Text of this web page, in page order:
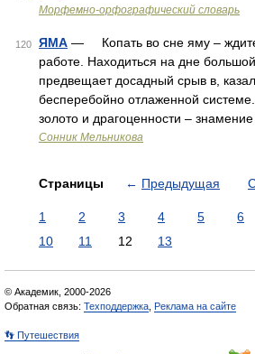
Морфемно-орфографический словарь
120 ЯМА — Копать во сне яму –
работе. Находиться на дне
предвещает досадный срыв в,
бесперебойно отлаженной
золото и драгоценности –
Сонник Мельникова
Страницы ← Предыдущая
1 2 3 4 5 6
10
11 12 13
© Академик, 2000-2026
Обратная связь: Техподдержка Реклама на сайте
👣 Путешествия